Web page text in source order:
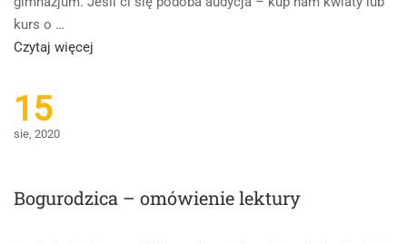
kurs o …
Read
about
Kochanowski
utwory
Czytaj więcej
15
sie, 2020
Bogurodzica – omówienie lektury